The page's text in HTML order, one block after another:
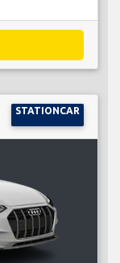
STATIONCAR